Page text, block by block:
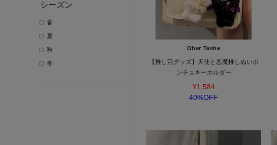
シーズン
春
夏
秋
冬
Ober Tashe
【推し活グッズ】天使と悪魔推しぬいポ
ンチョキーホルダー
¥1,584
40%OFF